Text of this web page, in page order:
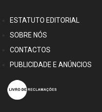
ESTATUTO EDITORIAL
SOBRE NÓS
CONTACTOS
PUBLICIDADE E ANÚNCIOS